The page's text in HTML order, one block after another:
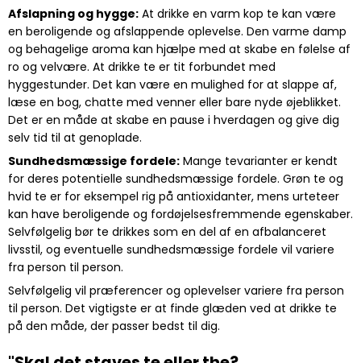
Afslapning og hygge: At drikke en varm kop te kan være
en beroligende og afslappende oplevelse. Den varme damp
og behagelige aroma kan hjælpe med at skabe en følelse af
ro og velvære. At drikke te er tit forbundet med
hyggestunder. Det kan være en mulighed for at slappe af,
læse en bog, chatte med venner eller bare nyde øjeblikket.
Det er en måde at skabe en pause i hverdagen og give dig
selv tid til at genoplade.
Sundhedsmæssige fordele: Mange tevarianter er kendt
for deres potentielle sundhedsmæssige fordele. Grøn te og
hvid te er for eksempel rig på antioxidanter, mens urteteer
kan have beroligende og fordøjelsesfremmende egenskaber.
Selvfølgelig bør te drikkes som en del af en afbalanceret
livsstil, og eventuelle sundhedsmæssige fordele vil variere
fra person til person.
Selvfølgelig vil præferencer og oplevelser variere fra person
til person. Det vigtigste er at finde glæden ved at drikke te
på den måde, der passer bedst til dig.